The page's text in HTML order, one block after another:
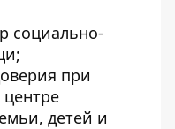
социально-
при
детей и